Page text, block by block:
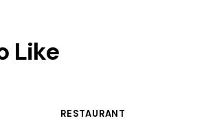
Like
RESTAURANT